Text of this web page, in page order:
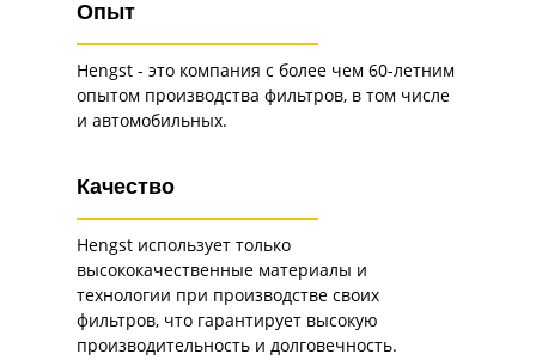
Опыт
Hengst - это компания с более чем 60-летним
опытом производства фильтров, в том числе
и автомобильных.
Качество
Hengst использует только
высококачественные материалы и
технологии при производстве своих
фильтров, что гарантирует высокую
производительность и долговечность.